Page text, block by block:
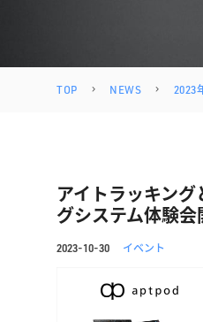
TOP NEWS 2023
アイトラッキン
グシステム体験
2023-10-30 イベント